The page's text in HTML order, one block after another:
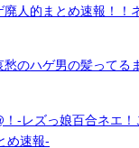
廃人的まとめ速報！！
のハゲ男の髪ってる
！-レズっ娘百合ネエ
め速報-